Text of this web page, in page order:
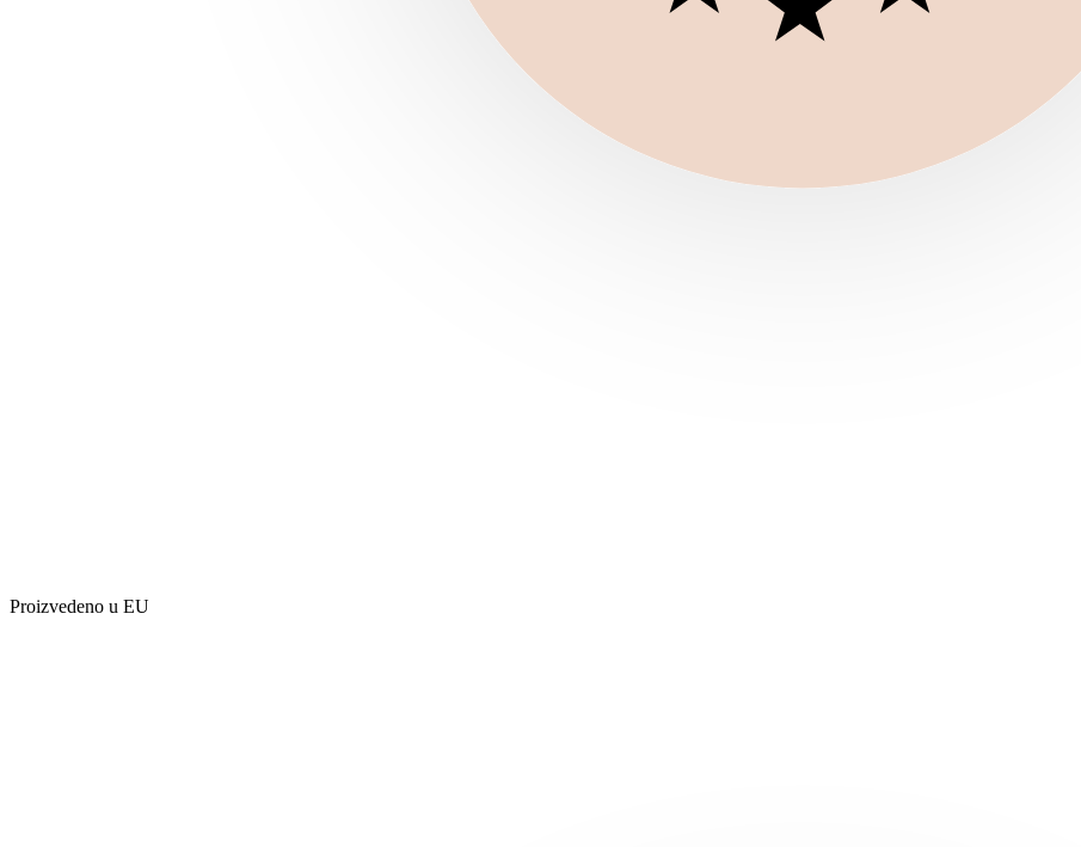
Proizvedeno u EU